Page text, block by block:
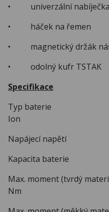
• univerzální nabíječka
• háček na řemen
• magnetický držák
• odolný kufr TSTAK
Specifikace
Typ
Ion
Napájecí
Kapacita
Max. moment
Nm